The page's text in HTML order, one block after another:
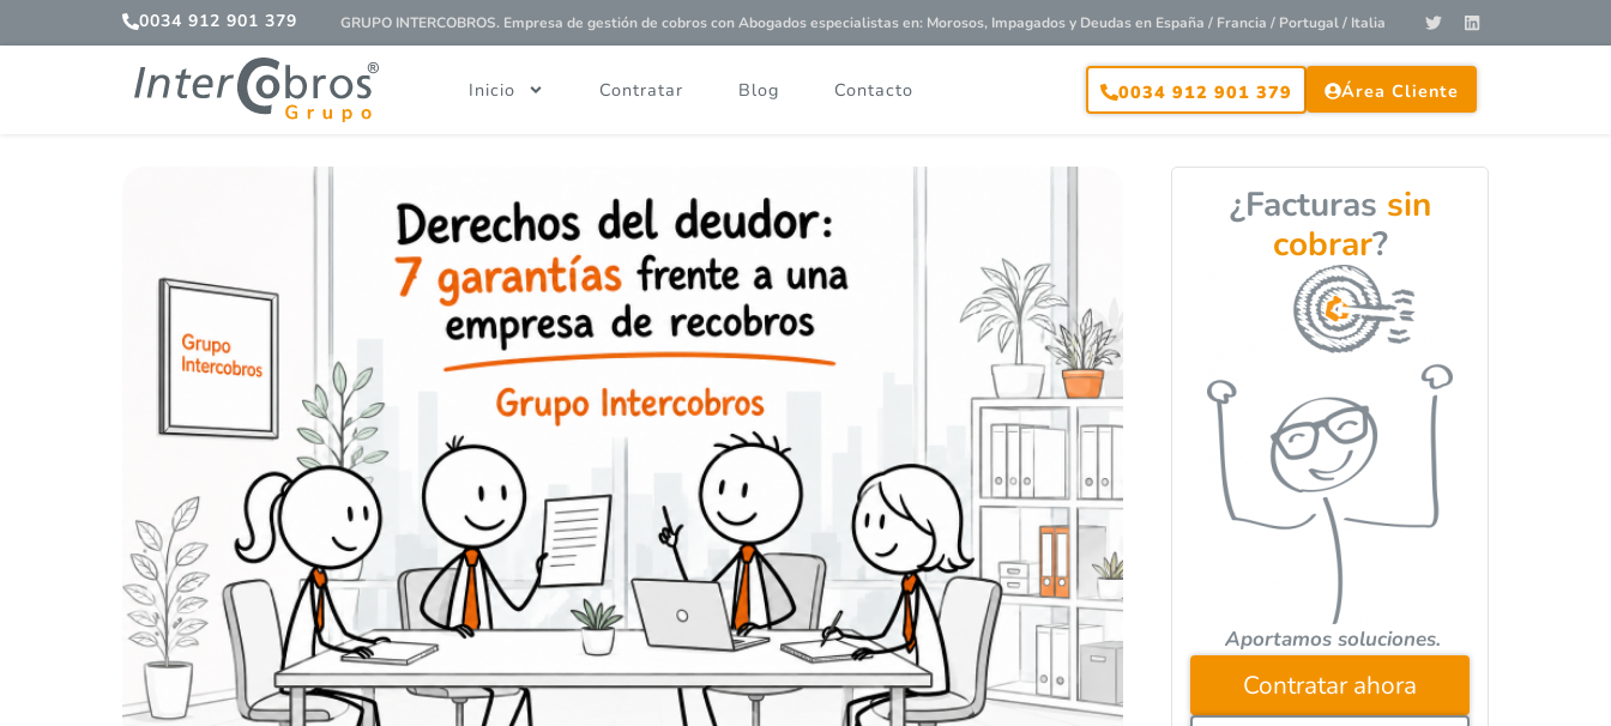
0034 912 901 379 GRUPO INTERCOBROS. Empresa de gestión de cobros conAbogados especialistasen: Morosos, Impagados y Deudas en España / Francia / Portugal / Italia
Inicio Contratar Blog Contacto 0034 912 901 379 Área Cliente
¿Facturas sin
cobrar?
Aportamos soluciones.
Contratar ahora